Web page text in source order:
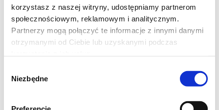
korzystasz z naszej witryny, udostępniamy partnerom
społecznościowym, reklamowym i analitycznym.
Partnerzy mogą połączyć te informacje z innymi danymi
otrzymanymi od Ciebie lub uzyskanymi podczas
zgody
Niezbędne